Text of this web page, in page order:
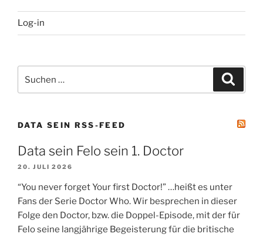
Log-in
nach:
DATA SEIN RSS-FEED
Data sein Felo sein 1. Doctor
20. JULI 2026
“You never forget Your first Doctor!” …heißt es unter
Fans der Serie Doctor Who. Wir besprechen in dieser
Folge den Doctor, bzw. die Doppel-Episode, mit der für
Felo seine langjährige Begeisterung für die britische